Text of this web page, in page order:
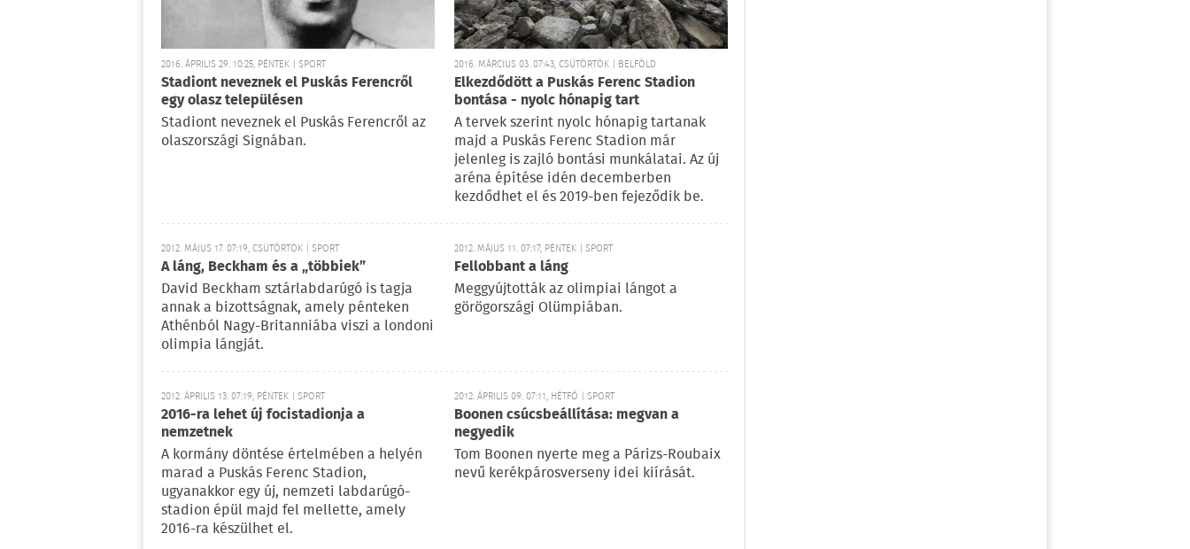
2016. ÁPRILIS 29. 10:25, PÉNTEK | SPORT
Stadiont neveznek el Puskás Ferencről
egy olasz településen
Stadiont neveznek el Puskás Ferencről az
olaszországi Signában.
2016. MÁRCIUS 03. 07:43, CSÜTÖRTÖK | BELFÖLD
Elkezdődött a Puskás Ferenc Stadion
bontása - nyolc hónapig tart
A tervek szerint nyolc hónapig tartanak
majd a Puskás Ferenc Stadion már
jelenleg is zajló bontási munkálatai. Az új
aréna építése idén decemberben
kezdődhet el és 2019-ben fejeződik be.
2012. MÁJUS 17. 07:19, CSÜTÖRTÖK | SPORT
A láng, Beckham és a „többiek”
David Beckham sztárlabdarúgó is tagja
annak a bizottságnak, amely pénteken
Athénból Nagy-Britanniába viszi a londoni
olimpia lángját.
2012. MÁJUS 11. 07:17, PÉNTEK | SPORT
Fellobbant a láng
Meggyújtották az olimpiai lángot a
görögországi Olümpiában.
2012. ÁPRILIS 13. 07:19, PÉNTEK | SPORT
2016-ra lehet új focistadionja a
nemzetnek
A kormány döntése értelmében a helyén
marad a Puskás Ferenc Stadion,
ugyanakkor egy új, nemzeti labdarúgó-
stadion épül majd fel mellette, amely
2016-ra készülhet el.
2012. ÁPRILIS 09. 07:11, HÉTFŐ | SPORT
Boonen csúcsbeállítása: megvan a
negyedik
Tom Boonen nyerte meg a Párizs-Roubaix
nevű kerékpárosverseny idei kiírását.